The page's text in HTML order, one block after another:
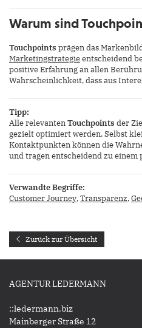
Warum sind
Touchpoints prägen das
Marketingstrategieentscheidend
positive Erfahrung an allen
Wahrscheinlichkeit, dass aus
Tipp:
Alle relevantenTouchpoints der
gezielt optimiert werden. Selbst
Kontaktpunkten können die
und tragen entscheidend zu einem
Verwandte Begriffe:
Customer Journey,Transparenz,
Zurück zur Übersicht
AGENTUR LEDERMANN
::ledermann.biz
Mainberger Straße 12